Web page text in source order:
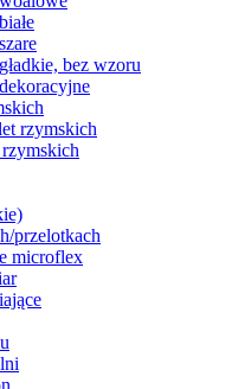
bez wzoru
rzymskich
przelotkach
microflex